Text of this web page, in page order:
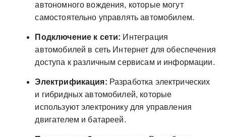
автономного вождения, которые могут
самостоятельно управлять автомобилем.
Подключение к сети: Интеграция
автомобилей в сеть Интернет для обеспечения
доступа к различным сервисам и информации.
Электрификация: Разработка электрических
и гибридных автомобилей, которые
используют электронику для управления
двигателем и батареей.